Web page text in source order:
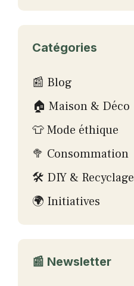
Catégories
📰 Blog
🏠 Maison & Déco
👕 Mode éthique
🥦 Consommation
🛠 DIY & Recyclage
🌍 Initiatives
📰 Newsletter